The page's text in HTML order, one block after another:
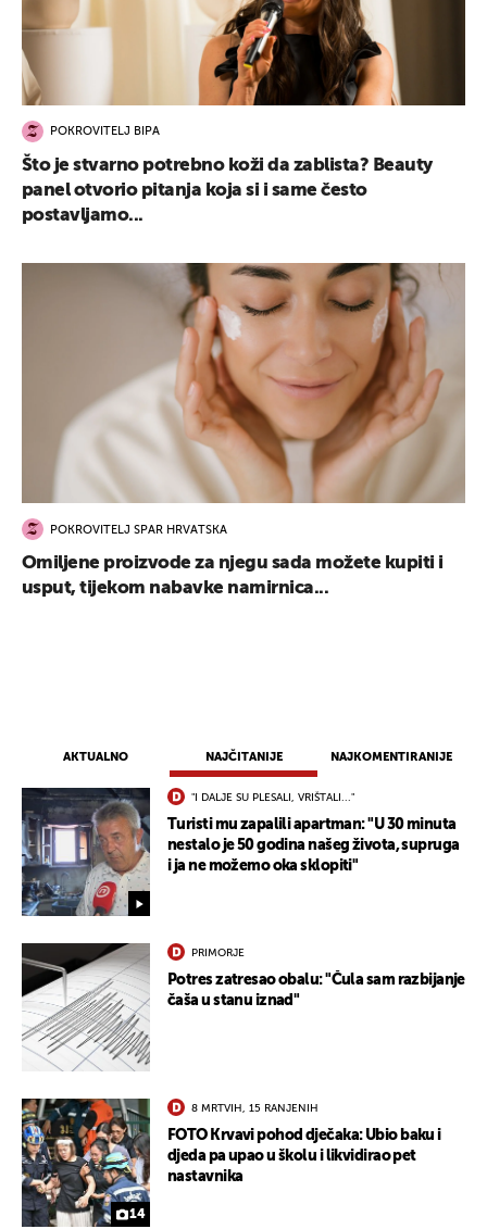
AKTUALNO NAJČITANIJE NAJKOMENTIRANIJE
"I DALJE SU PLESALI, VRIŠTALI..."
Turisti mu zapalili apartman: "U 30 minuta
nestalo je 50 godina našeg života, supruga
i ja ne možemo oka sklopiti"
PRIMORJE
Potres zatresao obalu: "Čula sam razbijanje
čaša u stanu iznad"
14
8 MRTVIH, 15 RANJENIH
FOTO Krvavi pohod dječaka: Ubio baku i
djeda pa upao u školu i likvidirao pet
nastavnika
POKROVITELJ BIPA
Što je stvarno potrebno koži da zablista? Beauty
panel otvorio pitanja koja si i same često
postavljamo...
POKROVITELJ SPAR HRVATSKA
Omiljene proizvode za njegu sada možete kupiti i
usput, tijekom nabavke namirnica...